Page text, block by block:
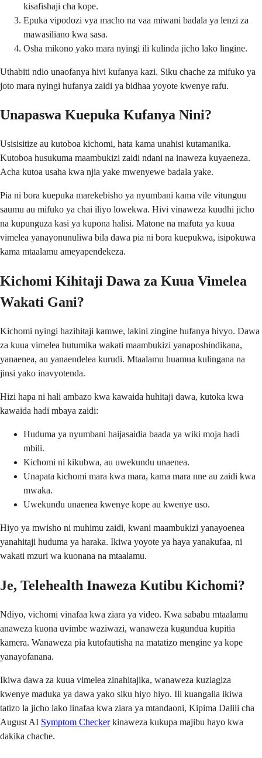
kisafishaji cha kope.
Epuka vipodozi vya macho na vaa miwani badala ya lenzi za
mawasiliano kwa sasa.
Osha mikono yako mara nyingi ili kulinda jicho lako lingine.
Uthabiti ndio unaofanya hivi kufanya kazi. Siku chache za mifuko ya
joto mara nyingi hufanya zaidi ya bidhaa yoyote kwenye rafu.
Unapaswa Kuepuka Kufanya Nini?
Usisisitize au kutoboa kichomi, hata kama unahisi kutamanika.
Kutoboa husukuma maambukizi zaidi ndani na inaweza kuyaeneza.
Acha kutoa usaha kwa njia yake mwenyewe badala yake.
Pia ni bora kuepuka marekebisho ya nyumbani kama vile vitunguu
saumu au mifuko ya chai iliyo lowekwa. Hivi vinaweza kuudhi jicho
na kupunguza kasi ya kupona halisi. Matone na mafuta ya kuua
vimelea yanayonunuliwa bila dawa pia ni bora kuepukwa, isipokuwa
kama mtaalamu ameyapendekeza.
Kichomi Kihitaji Dawa za Kuua Vimelea
Wakati Gani?
Kichomi nyingi hazihitaji kamwe, lakini zingine hufanya hivyo. Dawa
za kuua vimelea hutumika wakati maambukizi yanaposhindikana,
yanaenea, au yanaendelea kurudi. Mtaalamu huamua kulingana na
jinsi yako inavyotenda.
Hizi hapa ni hali ambazo kwa kawaida huhitaji dawa, kutoka kwa
kawaida hadi mbaya zaidi:
Huduma ya nyumbani haijasaidia baada ya wiki moja hadi
mbili.
Kichomi ni kikubwa, au uwekundu unaenea.
Unapata kichomi mara kwa mara, kama mara nne au zaidi kwa
mwaka.
Uwekundu unaenea kwenye kope au kwenye uso.
Hiyo ya mwisho ni muhimu zaidi, kwani maambukizi yanayoenea
yanahitaji huduma ya haraka. Ikiwa yoyote ya haya yanakufaa, ni
wakati mzuri wa kuonana na mtaalamu.
Je, Telehealth Inaweza Kutibu Kichomi?
Ndiyo, vichomi vinafaa kwa ziara ya video. Kwa sababu mtaalamu
anaweza kuona uvimbe waziwazi, wanaweza kugundua kupitia
kamera. Wanaweza pia kutofautisha na matatizo mengine ya kope
yanayofanana.
Ikiwa dawa za kuua vimelea zinahitajika, wanaweza kuziagiza
kwenye maduka ya dawa yako siku hiyo hiyo. Ili kuangalia ikiwa
tatizo la jicho lako linafaa kwa ziara ya mtandaoni, Kipima Dalili cha
August AI Symptom Checkerkinaweza kukupa majibu hayo kwa
dakika chache.